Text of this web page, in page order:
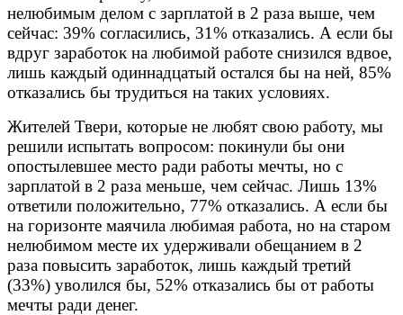
нелюбимым делом с зарплатой в 2 раза выше, чем
сейчас: 39% согласились, 31% отказались. А если бы
вдруг заработок на любимой работе снизился вдвое,
лишь каждый одиннадцатый остался бы на ней, 85%
отказались бы трудиться на таких условиях.
Жителей Твери, которые не любят свою работу, мы
решили испытать вопросом: покинули бы они
опостылевшее место ради работы мечты, но с
зарплатой в 2 раза меньше, чем сейчас. Лишь 13%
ответили положительно, 77% отказались. А если бы
на горизонте маячила любимая работа, но на старом
нелюбимом месте их удерживали обещанием в 2
раза повысить заработок, лишь каждый третий
(33%) уволился бы, 52% отказались бы от работы
мечты ради денег.